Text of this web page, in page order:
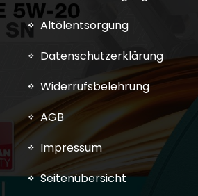
Altölentsorgung
Datenschutzerklärung
Widerrufsbelehrung
AGB
Impressum
Seitenübersicht